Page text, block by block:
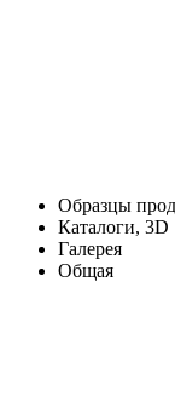
Образцы
Каталоги, 3D
Галерея
Общая